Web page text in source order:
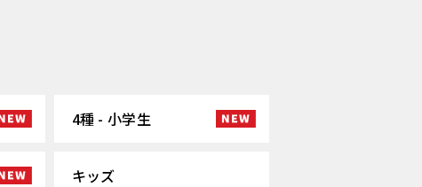
4種 - 小学生
キッズ